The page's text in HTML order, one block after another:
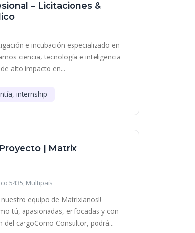
– Licitaciones &
e incubación especializado en
ciencia, tecnología e inteligencia
alto impacto en...
internship
| Matrix
5435, Multipaís
equipo de Matrixianos!!
tú, apasionadas, enfocadas y con
del cargoComo Consultor, podrá...